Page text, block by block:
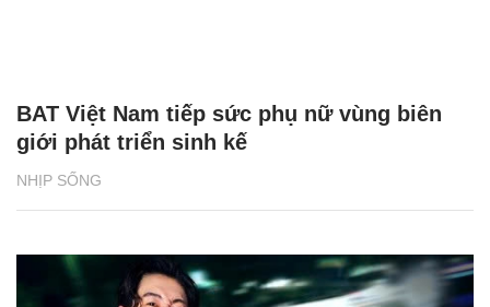
NHỊP SỐNG
BAT Việt Nam tiếp sức phụ nữ vùng biên
giới phát triển sinh kế